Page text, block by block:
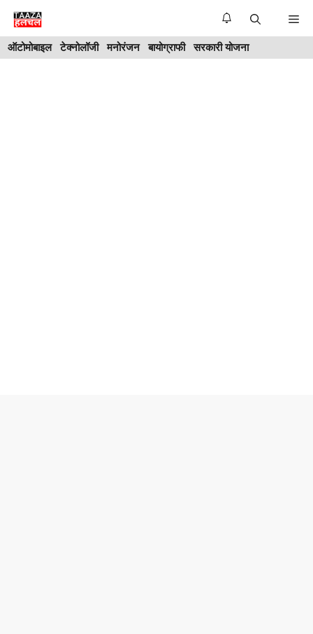
Skip
content
ऑटोमोबाइल टेक्नोलॉजी मनोरंजन बायोग्राफी सरकारी योजना